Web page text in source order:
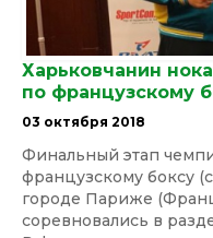
Харьковчанин
по французскому
03 октября 2018
Финальный этап
французскому боксу
городе Париже
соревновались в